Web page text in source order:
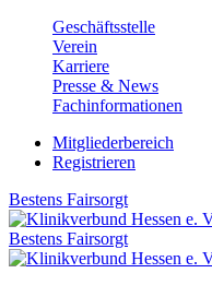
Geschäftsstelle
Verein
Karriere
Presse & News
Fachinformationen
Mitgliederbereich
Registrieren
Bestens Fairsorgt
Bestens Fairsorgt